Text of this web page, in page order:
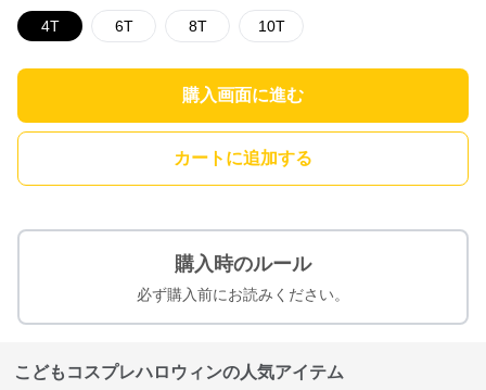
4T 6T 8T 10T
購入画面に進む
カートに追加する
購入時のルール
必ず購入前にお読みください。
こどもコスプレハロウィンの人気アイテム